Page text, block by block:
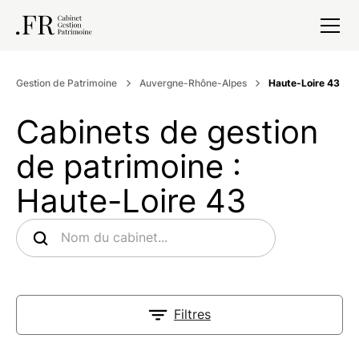
Gestion de Patrimoine Auvergne-Rhône-Alpes Haute-Loire 43
Cabinets de gestion
de patrimoine :
Haute-Loire 43
Filtres